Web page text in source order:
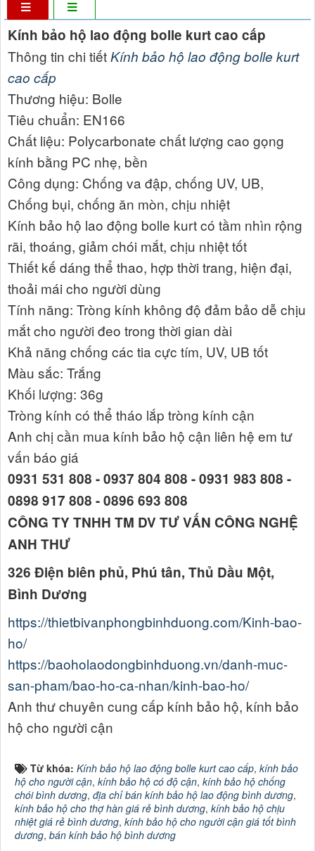
Kính bảo hộ lao động bolle kurt cao cấp
Thông tin chi tiếtKính bảo hộ lao động bolle kurt
cao cấp
Thương hiệu: Bolle
Tiêu chuẩn: EN166
Chất liệu: Polycarbonate chất lượng cao gọng
kính bằng PC nhẹ, bền
Công dụng: Chống va đập, chống UV, UB,
Chống bụi, chống ăn mòn, chịu nhiệt
Kính bảo hộ lao động bolle kurt có tầm nhìn rộng
rãi, thoáng, giảm chói mắt, chịu nhiệt tốt
Thiết kế dáng thể thao, hợp thời trang, hiện đại,
thoải mái cho người dùng
Tính năng: Tròng kính không độ đảm bảo dễ chịu
mắt cho người đeo trong thời gian dài
Khả năng chống các tia cực tím, UV, UB tốt
Màu sắc: Trắng
Khối lượng: 36g
Tròng kính có thể tháo lắp tròng kính cận
Anh chị cần mua kính bảo hộ cận liên hệ em tư
vấn báo giá
0931 531 808 - 0937 804 808 - 0931 983 808 -
0898 917 808 - 0896 693 808
CÔNG TY TNHH TM DV TƯ VẤN CÔNG NGHỆ
ANH THƯ
326 Điện biên phủ, Phú tân, Thủ Dầu Một,
Bình Dương
https://thietbivanphongbinhduong.com/Kinh-bao-
ho/
https://baoholaodongbinhduong.vn/danh-muc-
san-pham/bao-ho-ca-nhan/kinh-bao-ho/
Anh thư chuyên cung cấp kính bảo hộ, kính bảo
hộ cho người cận
Từ khóa: Kính bảo hộ lao động bolle kurt cao cấp, kính bảo
hộ cho người cận, kính bảo hộ có độ cận, kính bảo hộ chống
chói bình dương, địa chỉ bán kính bảo hộ lao động bình dương,
kính bảo hộ cho thợ hàn giá rẻ bình dương, kính bảo hộ chịu
nhiệt giá rẻ bình dương, kính bảo hộ cho người cận giá tốt bình
dương, bán kính bảo hộ bình dương